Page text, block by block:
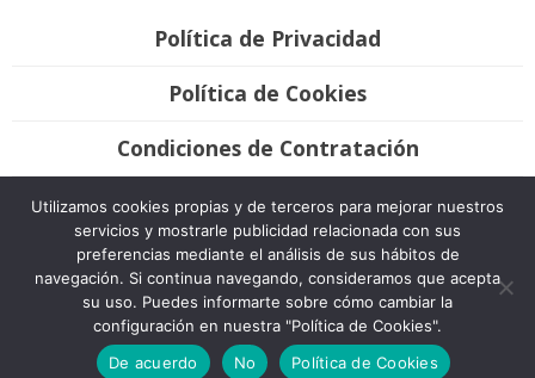
Política de Privacidad
Política de Cookies
Condiciones de Contratación
Únete
Bravo Advocats, 2007-2020. Todos los derechos reservados. Desarrollo
Plátano Comunicación & Marketing.
Utilizamos cookies propias y de terceros para mejorar nuestros
servicios y mostrarle publicidad relacionada con sus
preferencias mediante el análisis de sus hábitos de
navegación. Si continua navegando, consideramos que acepta
su uso. Puedes informarte sobre cómo cambiar la
configuración en nuestra "Política de Cookies".
De acuerdo
No Política de Cookies